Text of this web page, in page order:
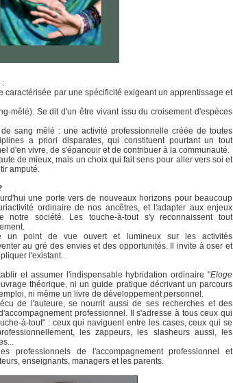
:
caractérisée par une spécificité exigeant un apprentissage et
mêlé). Se dit d'un être vivant issu du croisement d'espèces
sang mêlé : une activité professionnelle créée de toutes
a priori disparates, qui constituent pourtant un tout
d'en vivre, de s'épanouir et de contribuer à la communauté.
de mieux, mais un choix qui fait sens pour aller vers soi et
amputé.
une porte vers de nouveaux horizons pour beaucoup
ordinaire de nos ancêtres, et l'adapter aux enjeux
notre société. Les touche-à-tout s'y reconnaissent tout
un point de vue ouvert et lumineux sur les activités
au gré des envies et des opportunités. Il invite à oser et
l'existant.
et assumer l'indispensable hybridation ordinaire "Eloge
théorique, ni un guide pratique décrivant un parcours
ni même un livre de développement personnel.
de l'auteure, se nourrit aussi de ses recherches et des
professionnel. Il s'adresse à tous ceux qui
à-tout" : ceux qui naviguent entre les cases, ceux qui se
les zappeurs, les slasheurs aussi, les
professionnels de l'accompagnement professionnel et
enseignants, managers et les parents.